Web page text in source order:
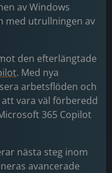
av Windows
med utrullningen av
den efterlängtade
. Med nya
arbetsflöden och
vara väl förberedd
365 Copilot
nästa steg inom
avancerade